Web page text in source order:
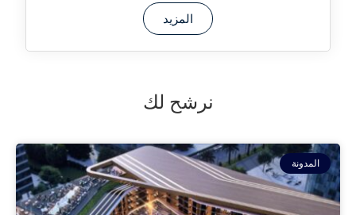
المزيد
نرشح لك
المدونة